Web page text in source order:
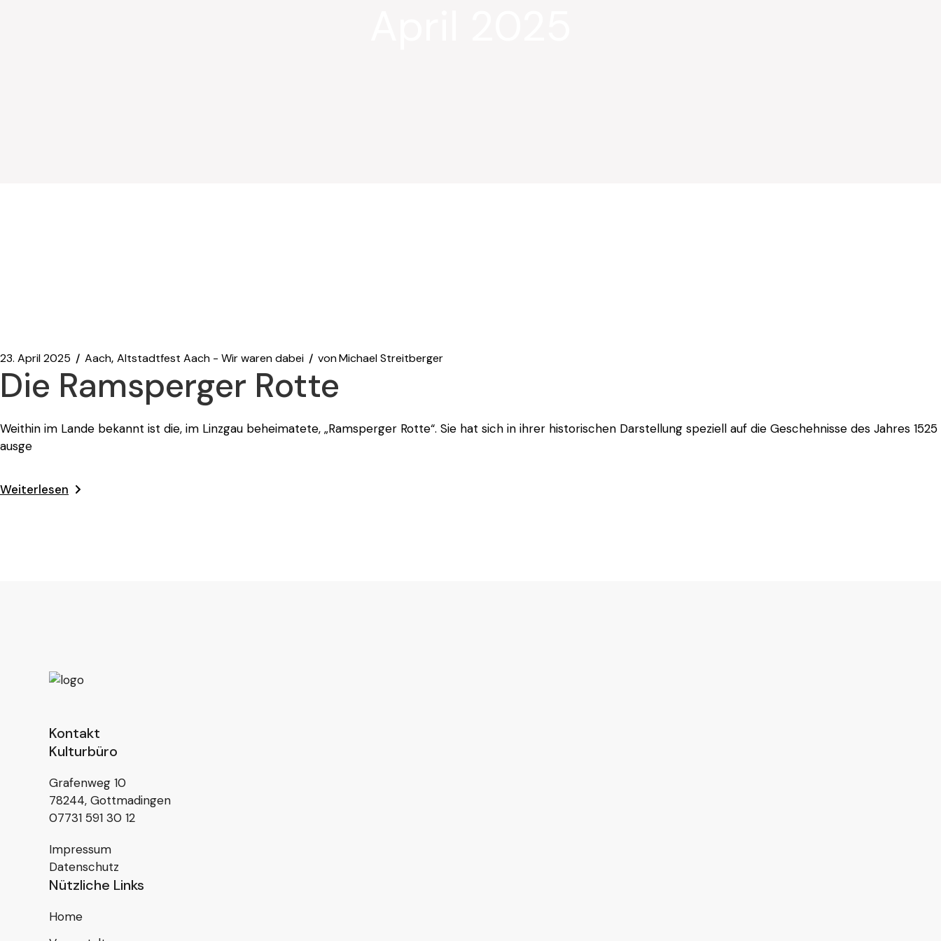
23. April 2025 Aach Altstadtfest Aach - Wir waren dabei vonMichael Streitberger
Die Ramsperger Rotte
Weithin im Lande bekannt ist die, im Linzgau beheimatete, „Ramsperger Rotte“. Sie hat sich in ihrer historischen Darstellung speziell auf die Geschehnisse des Jahres 1525
ausge
Weiterlesen
Kontakt
Kulturbüro
Grafenweg 10
78244, Gottmadingen
07731 591 30 12
Impressum
Datenschutz
Nützliche Links
Home